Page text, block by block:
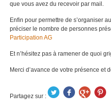
que vous avez du recevoir par mail.
Enfin pour permettre de s’organiser
préciser le nombre de personnes
Participation AG
Et n’hésitez pas à ramener de quoi
Merci d’avance de votre présence et
Partagez sur :